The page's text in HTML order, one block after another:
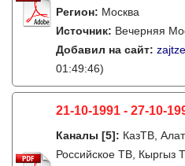
Регион: Москва
Источник: Вечерняя
Добавил на сайт:
01:49:46)
21-10-1991 - 27-10-
Каналы [5]: КазТВ,
Российское ТВ, Кыргыз